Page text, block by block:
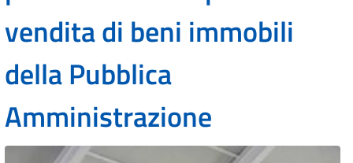
vendita di beni immobili
della Pubblica
Amministrazione